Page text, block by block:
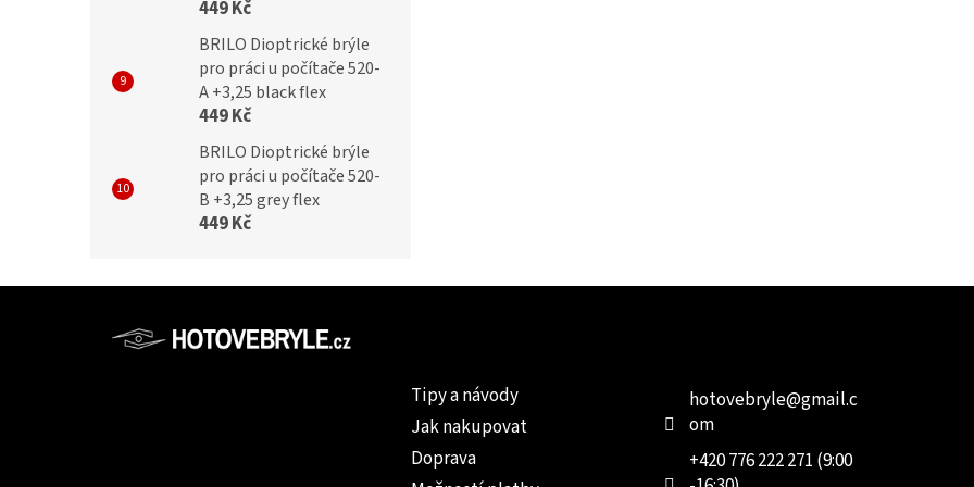
449 Kč
BRILO Dioptrické brýle
pro práci u počítače 520-
A +3,25 black flex
449 Kč
BRILO Dioptrické brýle
pro práci u počítače 520-
B +3,25 grey flex
449 Kč
Tipy a návody
Jak nakupovat
Doprava
hotovebryle@gmail.c
om
+420 776 222 271 (9:00